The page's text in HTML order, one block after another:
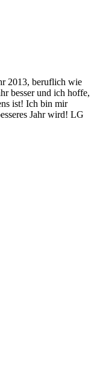
2013, beruflich wie
besser und ich hoffe,
ist! Ich bin mir
Jahr wird! LG